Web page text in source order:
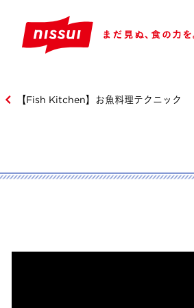
【Fish Kitchen】お魚料理テクニック